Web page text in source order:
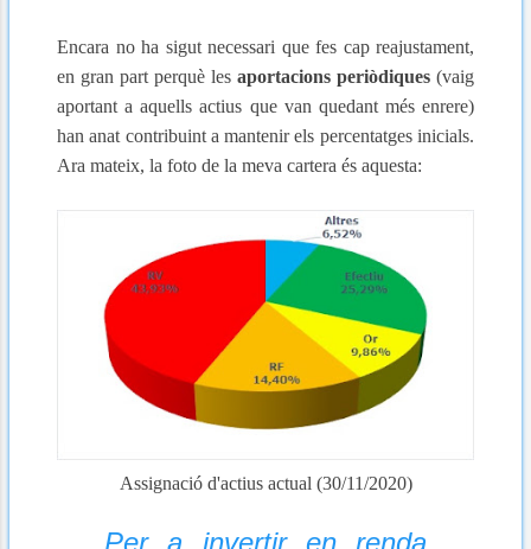
Encara no ha sigut necessari que fes cap reajustament,
en gran part perquè les aportacions periòdiques (vaig
aportant a aquells actius que van quedant més enrere)
han anat contribuint a mantenir els percentatges inicials.
Ara mateix, la foto de la meva cartera és aquesta:
Assignació d'actius actual (30/11/2020)